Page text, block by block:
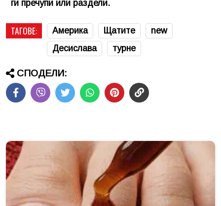
ги пречупи или раздели.
ТАГОВЕ: Америка Щатите
new
Десислава
турне
СПОДЕЛИ: